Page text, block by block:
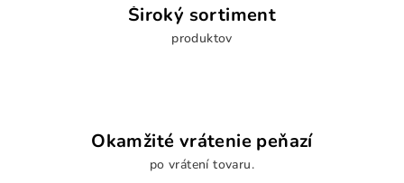
Široký sortiment
produktov
Okamžité vrátenie peňazí
po vrátení tovaru.